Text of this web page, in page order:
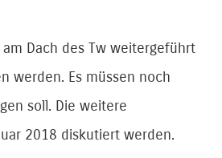
Dach des Tw weitergeführt
werden. Es müssen noch
soll. Die weitere
2018 diskutiert werden.